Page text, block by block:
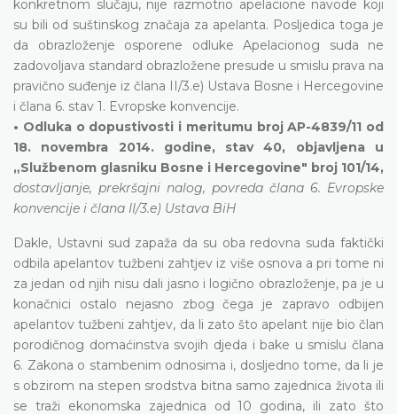
konkretnom slučaju, nije razmotrio apelacione navode koji
su bili od suštinskog značaja za apelanta. Posljedica toga je
da obrazloženje osporene odluke Apelacionog suda ne
zadovoljava standard obrazložene presude u smislu prava na
pravično suđenje iz člana II/3.e) Ustava Bosne i Hercegovine
i člana 6. stav 1. Evropske konvencije.
• Odluka o dopustivosti i meritumu broj AP-4839/11 od
18. novembra 2014. godine, stav 40, objavljena u
„Službenom glasniku Bosne i Hercegovine" broj 101/14,
dostavljanje, prekršajni nalog, povreda člana 6. Evropske
konvencije i člana II/3.e) Ustava BiH
Dakle, Ustavni sud zapaža da su oba redovna suda faktički
odbila apelantov tužbeni zahtjev iz više osnova a pri tome ni
za jedan od njih nisu dali jasno i logično obrazloženje, pa je u
konačnici ostalo nejasno zbog čega je zapravo odbijen
apelantov tužbeni zahtjev, da li zato što apelant nije bio član
porodičnog domaćinstva svojih djeda i bake u smislu člana
6. Zakona o stambenim odnosima i, dosljedno tome, da li je
s obzirom na stepen srodstva bitna samo zajednica života ili
se traži ekonomska zajednica od 10 godina, ili zato što